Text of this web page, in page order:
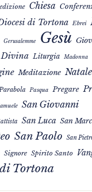
Chiesa
di Tortona Ebrei
Gerusalemme Gesù
Divina Liturgia Madonna
Meditazione Natale
Pasqua Pregare
San Giovanni
San Luca San
San Paolo San
Signore Spirito Santo
di Tortona